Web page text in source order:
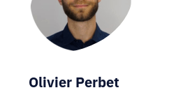
Olivier Perbet